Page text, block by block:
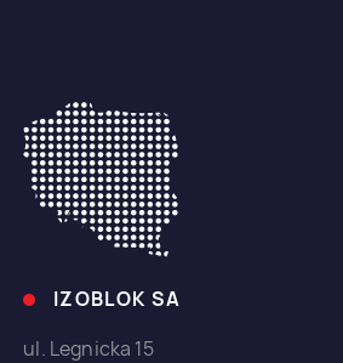
IZOBLOK SA
ul. Legnicka 15